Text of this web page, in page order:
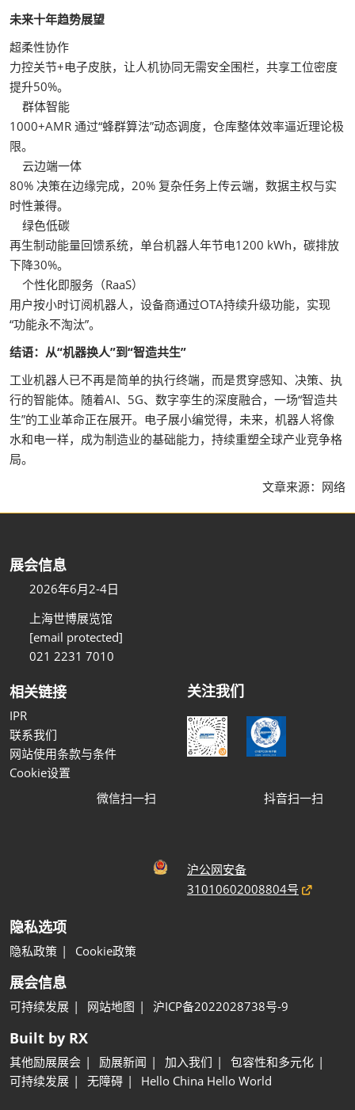
未来十年趋势展望
超柔性协作
力控关节+电子皮肤，让人机协同无需安全围栏，共享工位密度
提升50%。
群体智能
1000+AMR 通过“蜂群算法”动态调度，仓库整体效率逼近理论极
限。
云边端一体
80% 决策在边缘完成，20% 复杂任务上传云端，数据主权与实
时性兼得。
绿色低碳
再生制动能量回馈系统，单台机器人年节电1200 kWh，碳排放
下降30%。
个性化即服务（RaaS）
用户按小时订阅机器人，设备商通过OTA持续升级功能，实现
“功能永不淘汰”。
结语：从“机器换人”到“智造共生”
工业机器人已不再是简单的执行终端，而是贯穿感知、决策、执
行的智能体。随着AI、5G、数字孪生的深度融合，一场“智造共
生”的工业革命正在展开。电子展小编觉得，未来，机器人将像
水和电一样，成为制造业的基础能力，持续重塑全球产业竞争格
局。
文章来源：网络
展会信息
2026年6月2-4日
上海世博展览馆
[email protected]
021 2231 7010
相关链接
IPR
联系我们
网站使用条款与条件
Cookie设置
关注我们
微信扫一扫 抖音扫一扫
沪公网安备
31010602008804号
隐私选项
隐私政策 Cookie政策
展会信息
可持续发展 网站地图 沪ICP备2022028738号-9
Built by RX
其他励展展会 励展新闻 加入我们
包容性和多元化
可持续发展
无障碍 Hello China Hello World